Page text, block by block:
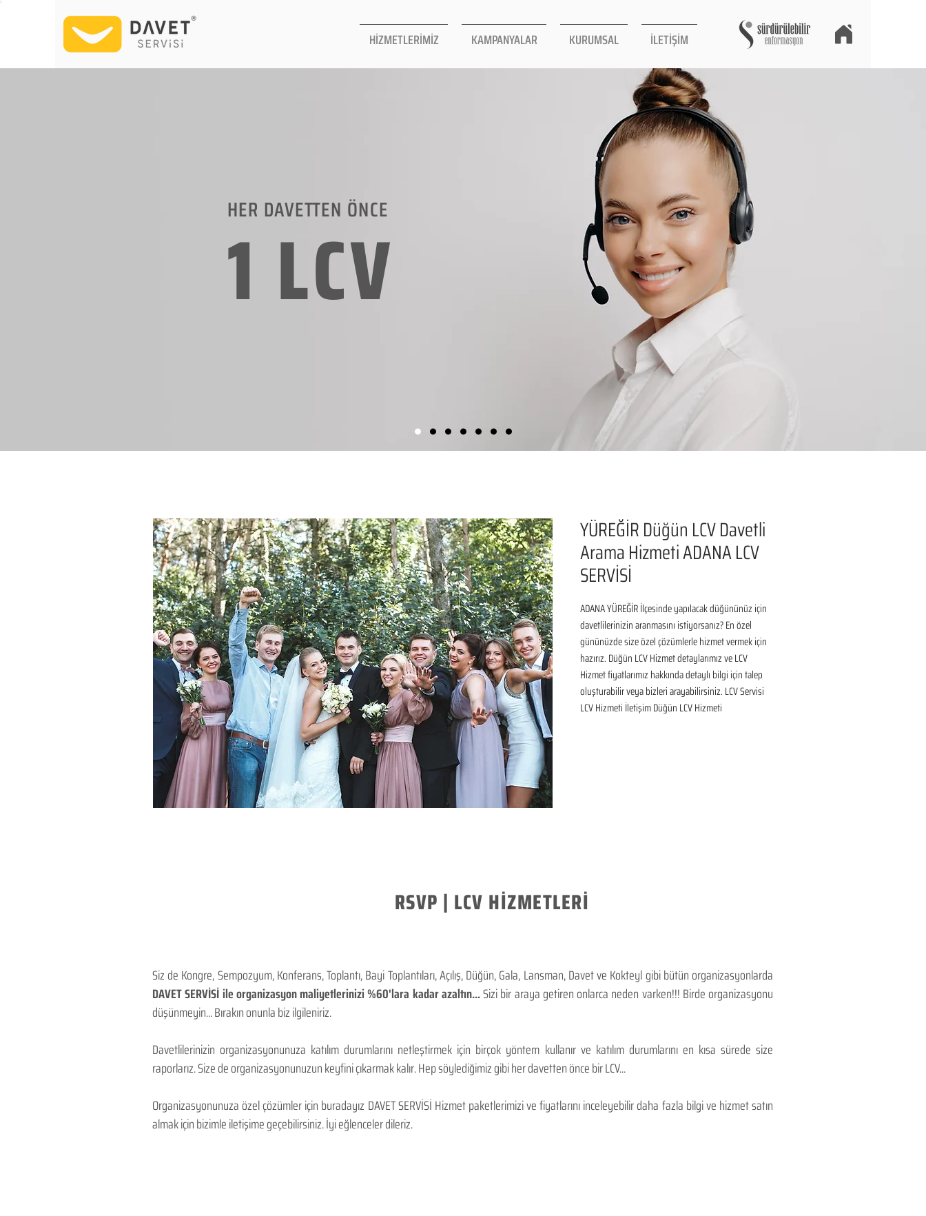
HİZMETLERİMİZ KAMPANYALAR KURUMSAL İLETİŞİM
HER DAVETTEN ÖNCE
1 LCV
YÜREĞİR Düğün LCV Davetli
Arama Hizmeti ADANA LCV
SERVİSİ
ADANA YÜREĞİR İlçesinde yapılacak düğününüz için
davetlilerinizin aranmasını istiyorsanız? En özel
gününüzde size özel çözümlerle hizmet vermek için
hazırız. Düğün LCV Hizmet detaylarımız ve LCV
Hizmet fiyatlarımız hakkında detaylı bilgi için talep
oluşturabilir veya bizleri arayabilirsiniz. LCV Servisi
LCV Hizmeti İletişim Düğün LCV Hizmeti
RSVP | LCV HİZMETLERİ
Siz de Kongre, Sempozyum, Konferans, Toplantı, Bayi Toplantıları, Açılış, Düğün, Gala, Lansman, Davet ve Kokteyl gibi bütün organizasyonlarda
DAVET SERVİSİ ile organizasyon maliyetlerinizi %60'lara kadar azaltın...Sizi bir araya getiren onlarca neden varken!!! Birde organizasyonu
düşünmeyin... Bırakın onunla biz ilgileniriz.
Davetlilerinizin organizasyonunuza katılım durumlarını netleştirmek için birçok yöntem kullanır ve katılım durumlarını en kısa sürede size
raporlarız. Size de organizasyonunuzun keyfini çıkarmak kalır. Hep söylediğimiz gibi her davetten önce bir LCV...
Organizasyonunuza özel çözümler için buradayız DAVET SERVİSİ Hizmet paketlerimizi ve fiyatlarını inceleyebilir daha fazla bilgi ve hizmet satın
almak için bizimle iletişime geçebilirsiniz. İyi eğlenceler dileriz.